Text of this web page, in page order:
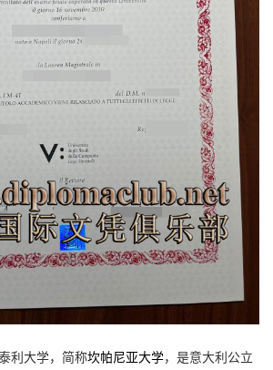
利大学，简称坎帕尼亚大学，是意大利公立